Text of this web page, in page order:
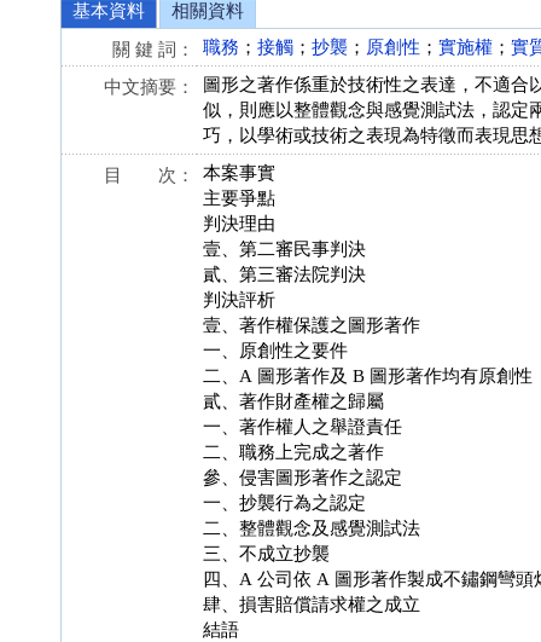
基本資料
相關資料
關 鍵 詞：
職務 ； 接觸 ； 抄襲 ； 原創性 ； 實施權 ； 實
中文摘要：
圖形之著作係重於技術性之表達，不適
似，則應以整體觀念與感覺測試法，認定
巧，以學術或技術之表現為特徵而表現思
目 次：
本案事實
主要爭點
判決理由
壹、第二審民事判決
貳、第三審法院判決
判決評析
壹、著作權保護之圖形著作
一、原創性之要件
二、A 圖形著作及 B 圖形著作均有原創性
貳、著作財產權之歸屬
一、著作權人之舉證責任
二、職務上完成之著作
參、侵害圖形著作之認定
一、抄襲行為之認定
二、整體觀念及感覺測試法
三、不成立抄襲
四、A 公司依 A 圖形著作製成不鏽鋼彎頭
肆、損害賠償請求權之成立
結語